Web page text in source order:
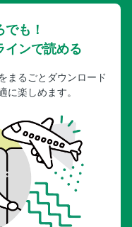
も！
インで読める
まるごとダウンロード
に楽しめます。